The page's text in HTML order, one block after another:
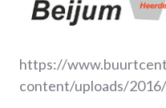
https://
content/uploads/